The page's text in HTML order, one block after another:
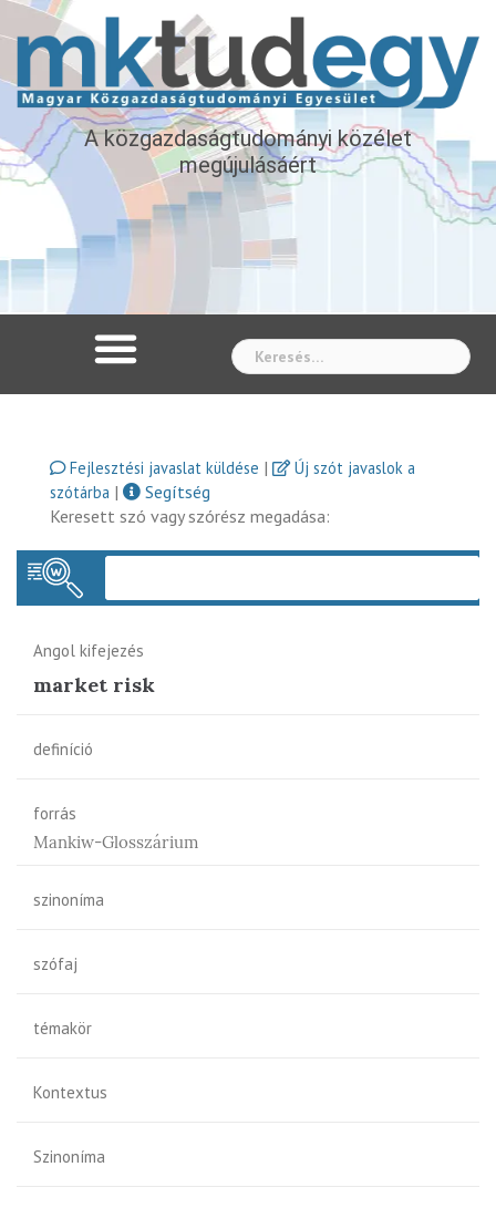
A közgazdaságtudományi közélet
megújulásáért
Fejlesztési javaslat küldése |
Új szót javaslok a
szótárba |
Segítség
Keresett szó vagy szórész megadása:
Angol kifejezés
market risk
definíció
forrás
Mankiw-Glosszárium
szinoníma
szófaj
témakör
Kontextus
Szinoníma